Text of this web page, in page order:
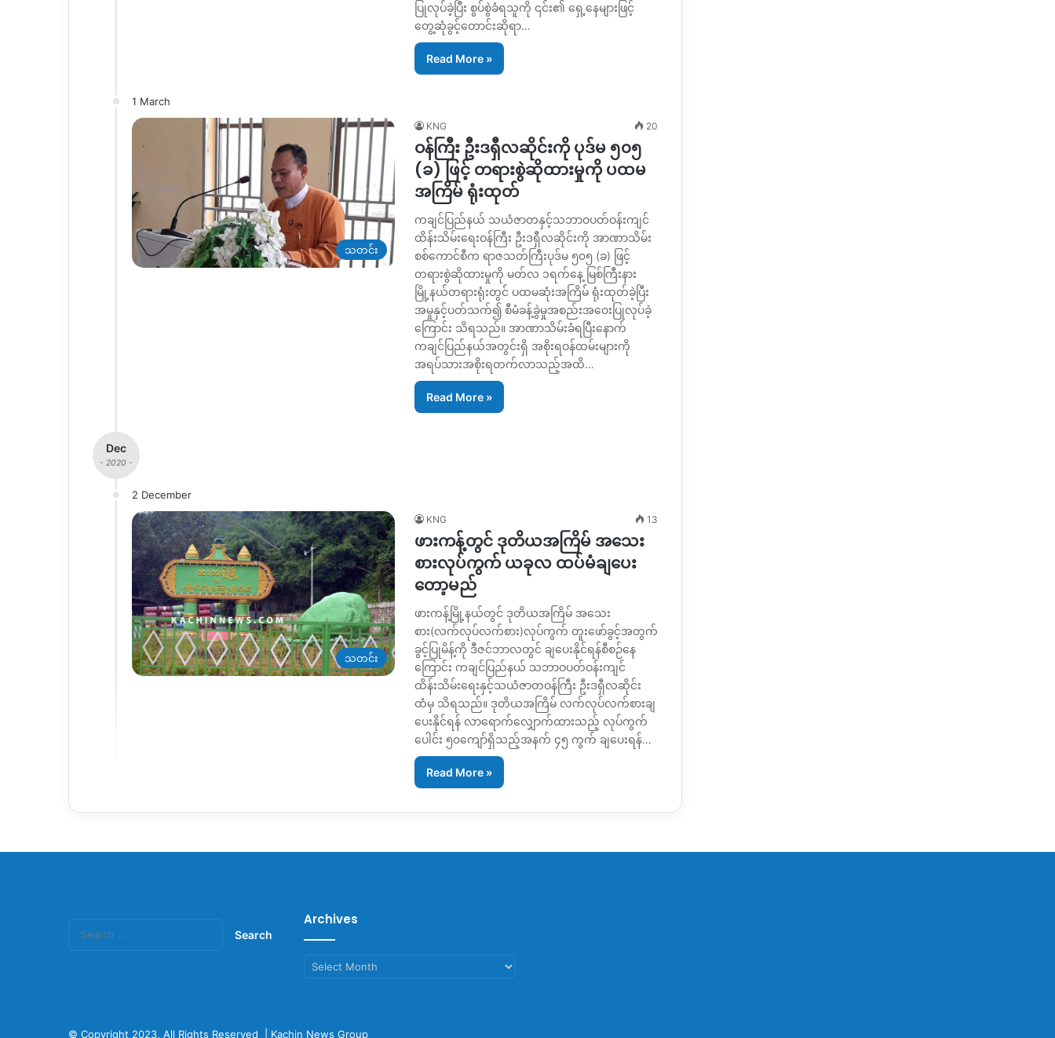
ပြုလုပ်ခဲ့ပြီး စွပ်စွဲခံရသူကို ၎င်း၏ ရှေ့နေများဖြင့်
တွေ့ဆုံခွင့်တောင်းဆိုရာ…
Read More »
1 March
သတင်း
KNG 20
ဝန်ကြီး ဦးဒရှီလဆိုင်းကို ပုဒ်မ ၅၀၅
(ခ) ဖြင့် တရားစွဲဆိုထားမှုကို ပထမ
အကြိမ် ရုံးထုတ်
ကချင်ပြည်နယ် သယံဇာတနှင့်သဘာဝပတ်ဝန်းကျင်
ထိန်းသိမ်းရေးဝန်ကြီး ဦးဒရှီလဆိုင်းကို အာဏာသိမ်း
စစ်ကောင်စီက ရာဇသတ်ကြီးပုဒ်မ ၅၀၅ (ခ) ဖြင့်
တရားစွဲဆိုထားမှုကို မတ်လ ၁ရက်နေ့ မြစ်ကြီးနား
မြို့နယ်တရားရုံးတွင် ပထမဆုံးအကြိမ် ရုံးထုတ်ခဲ့ပြီး
အမှုနှင့်ပတ်သက်၍ စီမံခန့်ခွဲမှုအစည်းအဝေးပြုလုပ်ခဲ့
ကြောင်း သိရသည်။ အာဏာသိမ်းခံရပြီးနောက်
ကချင်ပြည်နယ်အတွင်းရှိ အစိုးရဝန်ထမ်းများကို
အရပ်သားအစိုးရတက်လာသည့်အထိ…
Read More »
Dec
- 2020 -
2 December
သတင်း
KNG 13
ဖားကန့်တွင် ဒုတိယအကြိမ် အသေး
စားလုပ်ကွက် ယခုလ ထပ်မံချပေး
တော့မည်
ဖားကန့်မြို့နယ်တွင် ဒုတိယအကြိမ် အသေး
စား(လက်လုပ်လက်စား)လုပ်ကွက် တူးဖော်ခွင့်အတွက်
ခွင့်ပြုမိန့်ကို ဒီဇင်ဘာလတွင် ချပေးနိုင်ရန်စီစဉ်နေ
ကြောင်း ကချင်ပြည်နယ် သဘာဝပတ်ဝန်းကျင်
ထိန်းသိမ်းရေးနှင့်သယံဇာတဝန်ကြီး ဦးဒရှီလဆိုင်း
ထံမှ သိရသည်။ ဒုတိယအကြိမ် လက်လုပ်လက်စားချ
ပေးနိုင်ရန် လာရောက်လျှောက်ထားသည့် လုပ်ကွက်
ပေါင်း ၅၀ကျော်ရှိသည့်အနက် ၄၅ ကွက် ချပေးရန်…
Read More »
for:
Archives
Archives
© Copyright 2023, All Rights Reserved | Kachin News Group